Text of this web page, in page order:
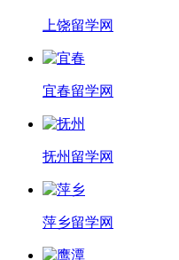
上饶留学网
宜春留学网
抚州留学网
萍乡留学网